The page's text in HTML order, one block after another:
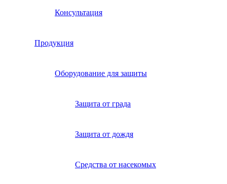
Консультация
Продукция
Оборудование для защиты
Защита от града
Защита от дождя
Средства от насекомых